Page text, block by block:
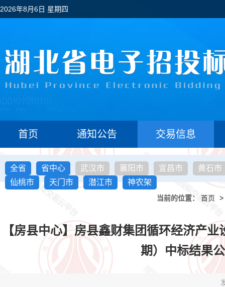
2026年8月6日 星期四
首页 通知公告 交易信息
全省 省中心 武汉市 襄阳市 宜昌市
黄石市
仙桃市
天门市 潜江市 神农架
当前的位置： 首页 >
【房县中心】房县鑫财集团循环经济产
期）中标结果